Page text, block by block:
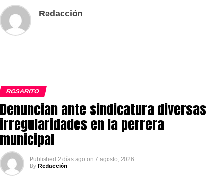
Redacción
ROSARITO
Denuncian ante sindicatura diversas
irregularidades en la perrera
municipal
Published 2 días ago on 7 agosto, 2026
By Redacción